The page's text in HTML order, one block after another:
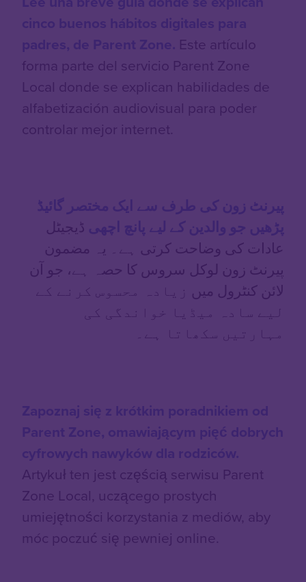
cinco buenos hábitos digitales para
padres, de Parent Zone. Este artículo
forma parte del servicio Parent Zone
Local donde se explican habilidades de
alfabetización audiovisual para poder
controlar mejor internet.
پیرنٹ زون کی طرف سے ایک مختصر گائیڈ
پڑھیں جو والدین کے لیے پانچ اچھی ڈیجیٹل
عادات کی وضاحت کرتی ہے۔ یہ مضمون
پیرنٹ زون لوکل سروس کا حصہ ہے، جو آن
لائن کنٹرول میں زیادہ محسوس کرنے کے
لیے سادہ میڈیا خواندگی کی
مہارتیں سکھاتا ہے۔
Zapoznaj się z krótkim poradnikiem od
Parent Zone, omawiającym pięć dobrych
cyfrowych nawyków dla rodziców.
Artykuł ten jest częścią serwisu Parent
Zone Local, uczącego prostych
umiejętności korzystania z mediów, aby
móc poczuć się pewniej online.